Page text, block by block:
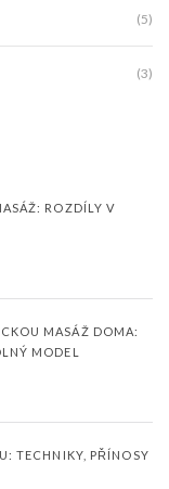
(5)
(3)
ROZDÍLY V
MASÁŽ DOMA:
MODEL
TECHNIKY, PŘÍNOSY